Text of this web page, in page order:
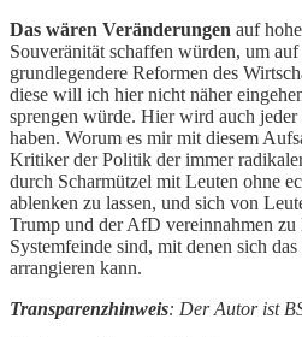
Das wären Veränderungen auf
Souveränität schaffen würden, um
grundlegendere Reformen des
diese will ich hier nicht näher
sprengen würde. Hier wird auch jeder
haben. Worum es mir mit diesem
Kritiker der Politik der immer
durch Scharmützel mit Leuten ohne
ablenken zu lassen, und sich von
Trump und der AfD vereinnahmen zu
Systemfeinde sind, mit denen sich
arrangieren kann.
Transparenzhinweis: Der Autor ist